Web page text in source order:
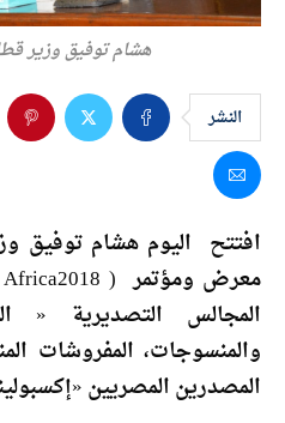
هشام توفيق وزير
النشر
افتتح اليوم هشام توفيق
المجالس التصديرية «
والمنسوجات، المفروشات
المصدرين المصريين